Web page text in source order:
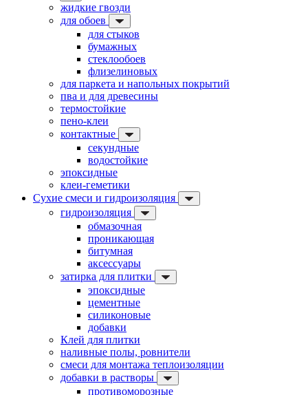
жидкие гвозди
для обоев
для стыков
бумажных
стеклообоев
флизелиновых
для паркета и напольных покрытий
пва и для древесины
термостойкие
пено-клеи
контактные
секундные
водостойкие
эпоксидные
клеи-геметики
Сухие смеси и гидроизоляция
гидроизоляция
обмазочная
проникающая
битумная
аксессуары
затирка для плитки
эпоксидные
цементные
силиконовые
добавки
Клей для плитки
наливные полы, ровнители
смеси для монтажа теплоизоляции
добавки в растворы
противоморозные